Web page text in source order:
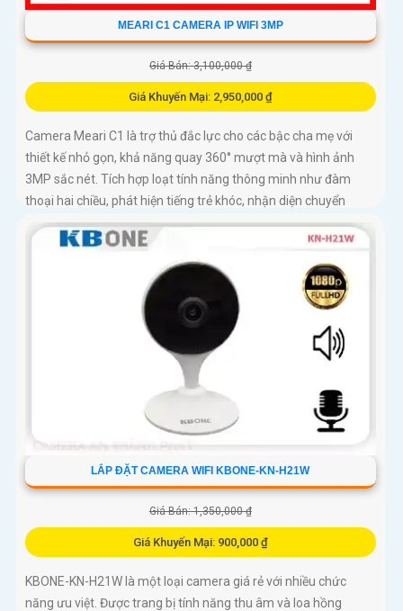
MEARI C1 CAMERA IP WIFI 3MP
Giá Bán: 3,100,000 ₫
Giá Khuyến Mại: 2,950,000 ₫
Camera Meari C1 là trợ thủ đắc lực cho các bậc cha mẹ với
thiết kế nhỏ gọn, khả năng quay 360° mượt mà và hình ảnh
3MP sắc nét. Tích hợp loạt tính năng thông minh như đàm
thoại hai chiều, phát hiện tiếng trẻ khóc, nhận diện chuyển
động người và quan sát ban đêm hồng ngoại 10m, giúp bạn
luôn kết nối và bảo vệ con yêu mọi lúc
LẮP ĐẶT CAMERA WIFI KBONE-KN-H21W
Giá Bán: 1,350,000 ₫
Giá Khuyến Mại: 900,000 ₫
KBONE-KN-H21W là một loại camera giá rẻ với nhiều chức
năng ưu việt. Được trang bị tính năng thu âm và loa hồng